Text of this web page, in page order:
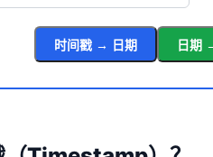
时间戳 → 日期 日期